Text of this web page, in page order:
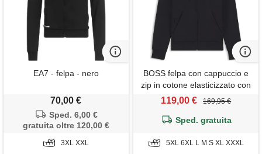
EA7 - felpa - nero
70,00 €
Sped. 6,00 €
gratuita oltre 120,00 €
3XL XXL
BOSS felpa con cappuccio e
zip in cotone elasticizzato con
logo stampato, blu scuro
119,00 € 169,95 €
Sped. gratuita
5XL 6XL L M S XL XXXL